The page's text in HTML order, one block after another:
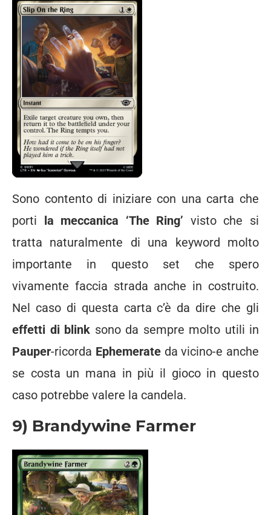
Sono contento di iniziare con una carta che
porti la meccanica ‘The Ring’ visto che si
tratta naturalmente di una keyword molto
importante in questo set che spero
vivamente faccia strada anche in costruito.
Nel caso di questa carta c’è da dire che gli
effetti di blink sono da sempre molto utili in
Pauper-ricorda Ephemerateda vicino-e anche
se costa un mana in più il gioco in questo
caso potrebbe valere la candela.
9) Brandywine Farmer